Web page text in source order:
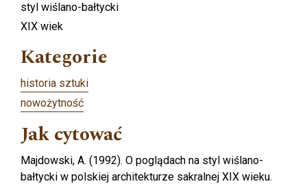
styl wiślano-bałtycki
XIX wiek
Kategorie
historia sztuki
nowożytność
Jak cytować
Majdowski, A. (1992). O poglądach na styl wiślano-
bałtycki w polskiej architekturze sakralnej XIX wieku.